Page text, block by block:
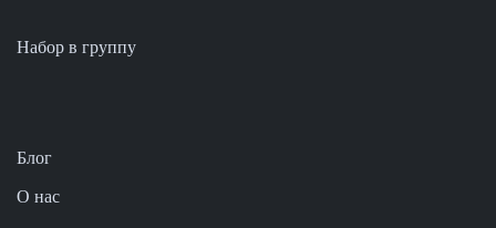
Набор в группу
Блог
О нас